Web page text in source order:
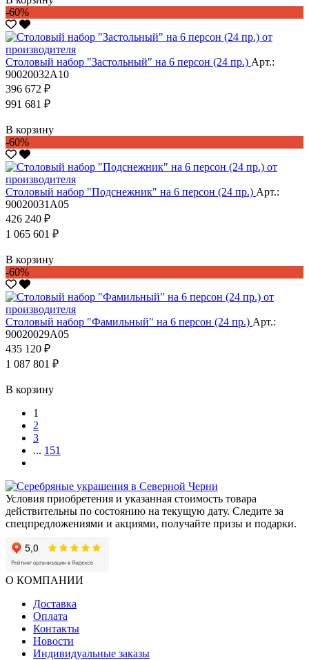
-60%
Столовый набор "Застольный" на 6 персон (24 пр.) Арт.:
90020032А10
396 672 ₽
991 681 ₽
В корзину
-60%
Столовый набор "Подснежник" на 6 персон (24 пр.) Арт.:
90020031А05
426 240 ₽
1 065 601 ₽
В корзину
-60%
Столовый набор "Фамильный" на 6 персон (24 пр.) Арт.:
90020029А05
435 120 ₽
1 087 801 ₽
В корзину
1
2
3
... 151
Условия приобретения и указанная стоимость товара
действительны по состоянию на текущую дату. Следите за
спецпредложениями и акциями, получайте призы и подарки.
О КОМПАНИИ
Доставка
Оплата
Контакты
Новости
Индивидуальные заказы